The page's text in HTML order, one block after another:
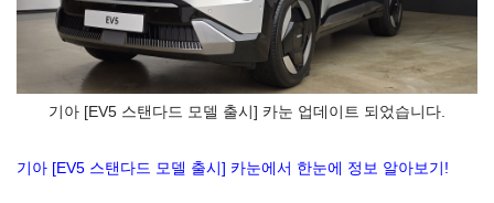
기아 [EV5 스탠다드 모델 출시] 카눈 업데이트 되었습니다.
기아 [EV5 스탠다드 모델 출시] 카눈에서 한눈에 정보 알아보기!